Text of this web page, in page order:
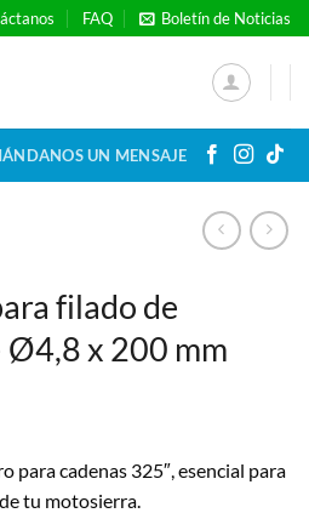
FAQ Boletín de Noticias
UN MENSAJE
filado de
Ø4,8 x 200 mm
para cadenas 325″, esencial para
tu motosierra.